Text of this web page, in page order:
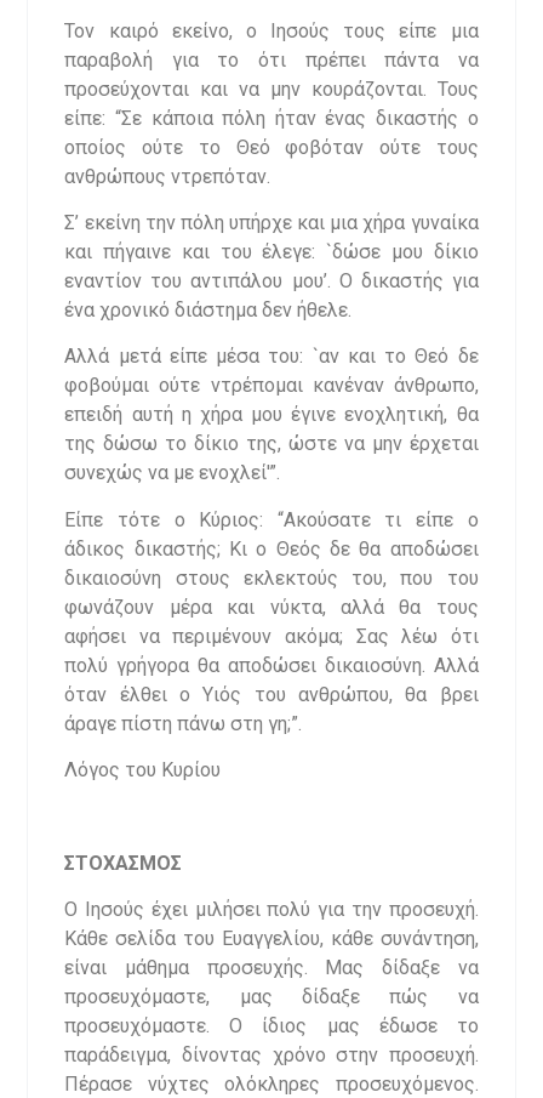
Τον καιρό εκείνο, ο Ιησούς τους είπε μια
παραβολή για το ότι πρέπει πάντα να
προσεύχονται και να μην κουράζονται. Τους
είπε: “Σε κάποια πόλη ήταν ένας δικαστής ο
οποίος ούτε το Θεό φοβόταν ούτε τους
ανθρώπους ντρεπόταν.
Σ’ εκείνη την πόλη υπήρχε και μια χήρα γυναίκα
και πήγαινε και του έλεγε: `δώσε μου δίκιο
εναντίον του αντιπάλου μου’. Ο δικαστής για
ένα χρονικό διάστημα δεν ήθελε.
Αλλά μετά είπε μέσα του: `αν και το Θεό δε
φοβούμαι ούτε ντρέπομαι κανέναν άνθρωπο,
επειδή αυτή η χήρα μου έγινε ενοχλητική, θα
της δώσω το δίκιο της, ώστε να μην έρχεται
συνεχώς να με ενοχλεί'”.
Είπε τότε ο Κύριος: “Ακούσατε τι είπε ο
άδικος δικαστής; Κι ο Θεός δε θα αποδώσει
δικαιοσύνη στους εκλεκτούς του, που του
φωνάζουν μέρα και νύκτα, αλλά θα τους
αφήσει να περιμένουν ακόμα; Σας λέω ότι
πολύ γρήγορα θα αποδώσει δικαιοσύνη. Αλλά
όταν έλθει ο Υιός του ανθρώπου, θα βρει
άραγε πίστη πάνω στη γη;”.
Λόγος του Κυρίου
ΣΤΟΧΑΣΜΟΣ
Ο Ιησούς έχει μιλήσει πολύ για την προσευχή.
Κάθε σελίδα του Ευαγγελίου, κάθε συνάντηση,
είναι μάθημα προσευχής. Μας δίδαξε να
προσευχόμαστε, μας δίδαξε πώς να
προσευχόμαστε. Ο ίδιος μας έδωσε το
παράδειγμα, δίνοντας χρόνο στην προσευχή.
Πέρασε νύχτες ολόκληρες προσευχόμενος.